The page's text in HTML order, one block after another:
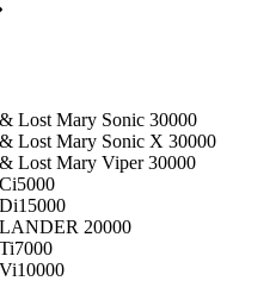
Lost Mary Sonic 30000
Lost Mary Sonic X 30000
Lost Mary Viper 30000
20000